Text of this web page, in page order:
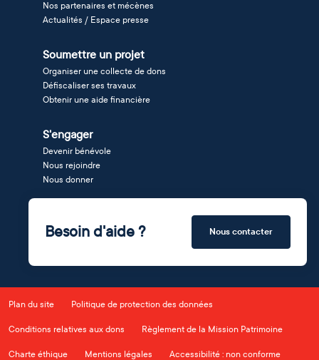
Nos partenaires et mécènes
Actualités / Espace presse
Soumettre un projet
Organiser une collecte de dons
Défiscaliser ses travaux
Obtenir une aide financière
S'engager
Devenir bénévole
Nous rejoindre
Nous donner
Besoin d'aide ? Nous contacter
Plan du site Politique de protection des données
Conditions relatives aux dons Règlement de la Mission Patrimoine
Charte éthique Mentions légales Accessibilité : non conforme